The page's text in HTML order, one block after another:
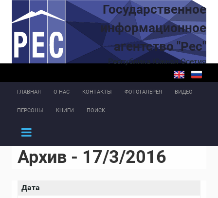
Перейти к основному содержаниюГосударственное
информационное
агентство "Рес"
Республика Южная Осетия
ГЛАВНАЯ О НАС КОНТАКТЫ ФОТОГАЛЕРЕЯ ВИДЕО
ПЕРСОНЫ КНИГИ ПОИСК
Архив - 17/3/2016
Дата